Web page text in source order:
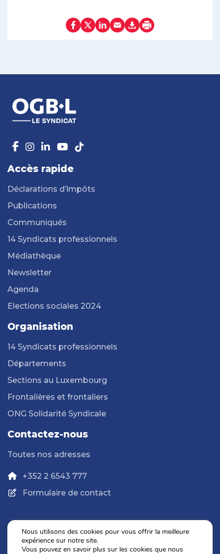
Accès rapide
Déclarations d’impôts
Publications
Communiqués
14 Syndicats professionnels
Médiathèque
Newsletter
Agenda
Elections sociales 2024
Organisation
14 Syndicats professionnels
Départements
Sections au Luxembourg
Frontalières et frontaliers
ONG Solidarité Syndicale
Contactez-nous
Toutes nos adresses
+352 2 6543 777
Formulaire de contact
Politique de confidentialité
Nous utilisons des cookies pour vous offrir la meilleure
expérience sur notre site.
Vous pouvez en savoir plus sur les cookies que nous